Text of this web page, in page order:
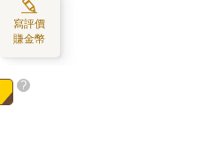
寫評價
賺金幣
?